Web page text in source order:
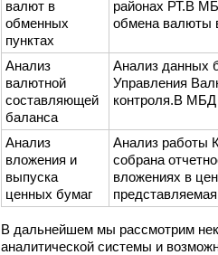
валют в
обменных
пунктах
районах РТ.В
обмена валюты
Анализ
валютной
составляющей
баланса
Анализ данных
Управления
контроля.В
Анализ
вложения и
выпуска
ценных бумаг
Анализ работы
собрана
вложениях в
В дальнейшем мы рассмотрим
аналитической системы и